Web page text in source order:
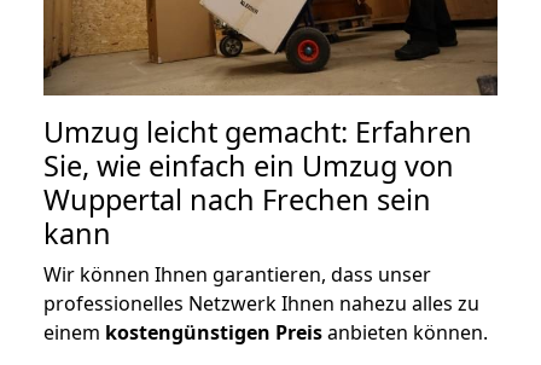
Umzug leicht gemacht: Erfahren
Sie, wie einfach ein Umzug von
Wuppertal nach Frechen sein
kann
Wir können Ihnen garantieren, dass unser
professionelles Netzwerk Ihnen nahezu alles zu
einem kostengünstigen Preisanbieten können.